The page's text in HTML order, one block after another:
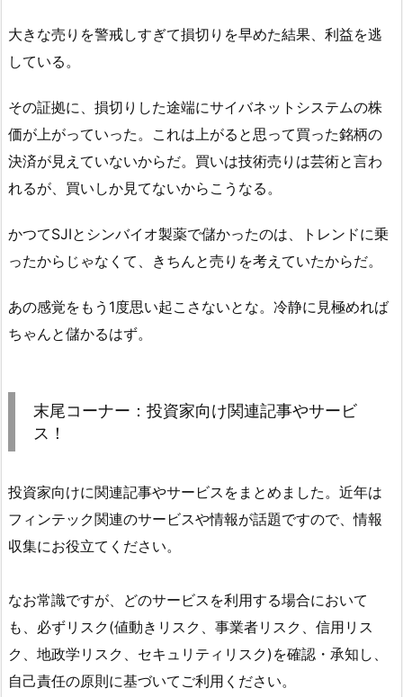
大きな売りを警戒しすぎて損切りを早めた結果、利益を逃
している。
その証拠に、損切りした途端にサイバネットシステムの株
価が上がっていった。これは上がると思って買った銘柄の
決済が見えていないからだ。買いは技術売りは芸術と言わ
れるが、買いしか見てないからこうなる。
かつてSJIとシンバイオ製薬で儲かったのは、トレンドに乗
ったからじゃなくて、きちんと売りを考えていたからだ。
あの感覚をもう1度思い起こさないとな。冷静に見極めれば
ちゃんと儲かるはず。
末尾コーナー：投資家向け関連記事やサービ
ス！
投資家向けに関連記事やサービスをまとめました。近年は
フィンテック関連のサービスや情報が話題ですので、情報
収集にお役立てください。
なお常識ですが、どのサービスを利用する場合において
も、必ずリスク(値動きリスク、事業者リスク、信用リス
ク、地政学リスク、セキュリティリスク)を確認・承知し、
自己責任の原則に基づいてご利用ください。